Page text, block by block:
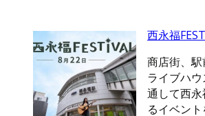
西永福
商店街、
ライブハ
通して西
るイベン